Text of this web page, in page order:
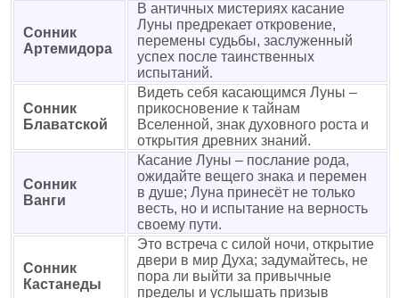
Сонник
Артемидора
В античных мистериях касание
Луны предрекает откровение,
перемены судьбы, заслуженный
успех после таинственных
испытаний.
Сонник
Блаватской
Видеть себя касающимся Луны –
прикосновение к тайнам
Вселенной, знак духовного роста и
открытия древних знаний.
Сонник
Ванги
Касание Луны – послание рода,
ожидайте вещего знака и перемен
в душе; Луна принесёт не только
весть, но и испытание на верность
своему пути.
Сонник
Кастанеды
Это встреча с силой ночи, открытие
двери в мир Духа; задумайтесь, не
пора ли выйти за привычные
пределы и услышать призыв